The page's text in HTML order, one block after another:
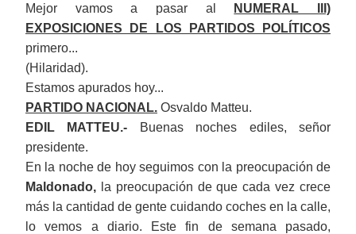
Mejor vamos a pasar al
NUMERAL III)
EXPOSICIONES DE LOS PARTIDOS POLÍTICOS
primero...
(Hilaridad).
Estamos apurados hoy...
PARTIDO NACIONAL. Osvaldo Matteu.
EDIL MATTEU.-
Buenas noches ediles, señor
presidente.
En la noche de hoy seguimos con la preocupación de
Maldonado, la preocupación de quecada vez crece
más la cantidad de gente cuidando coches en la calle,
o vemos a diario. Este fin de semana pasado,